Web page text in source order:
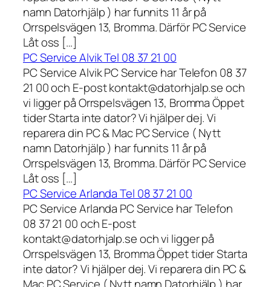
namn Datorhjälp ) har funnits 11 år på
Orrspelsvägen 13, Bromma. Därför PC Service
Låt oss […]
PC Service Alvik Tel 08 37 21 00
PC Service Alvik PC Service har Telefon 08 37
21 00 och E-post kontakt@datorhjalp.se och
vi ligger på Orrspelsvägen 13, Bromma Öppet
tider Starta inte dator? Vi hjälper dej. Vi
reparera din PC & Mac PC Service ( Nytt
namn Datorhjälp ) har funnits 11 år på
Orrspelsvägen 13, Bromma. Därför PC Service
Låt oss […]
PC Service Arlanda Tel 08 37 21 00
PC Service Arlanda PC Service har Telefon
08 37 21 00 och E-post
kontakt@datorhjalp.se och vi ligger på
Orrspelsvägen 13, Bromma Öppet tider Starta
inte dator? Vi hjälper dej. Vi reparera din PC &